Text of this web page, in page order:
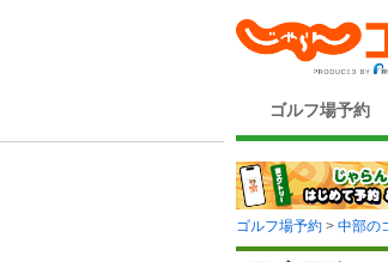
ゴルフ場予約
ゴルフ場予約 > 中部の